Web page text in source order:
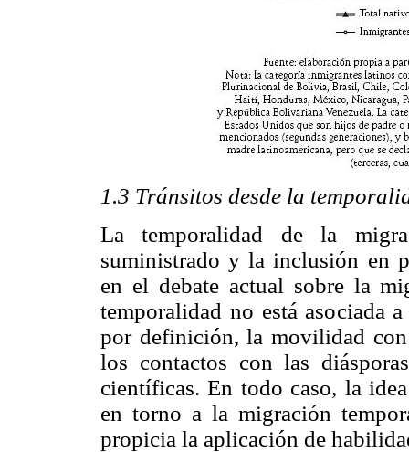
1.3 Tránsitos desde la
La temporalidad de la
suministrado y la inclusión en
en el debate actual sobre la
temporalidad no está asociada
por definición, la movilidad con
los contactos con las
científicas. En todo caso, la
en torno a la migración
propicia la aplicación de